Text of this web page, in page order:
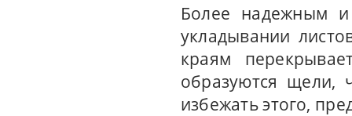
Более надежным
укладывании
краям
образуются щели,
избежать этого,